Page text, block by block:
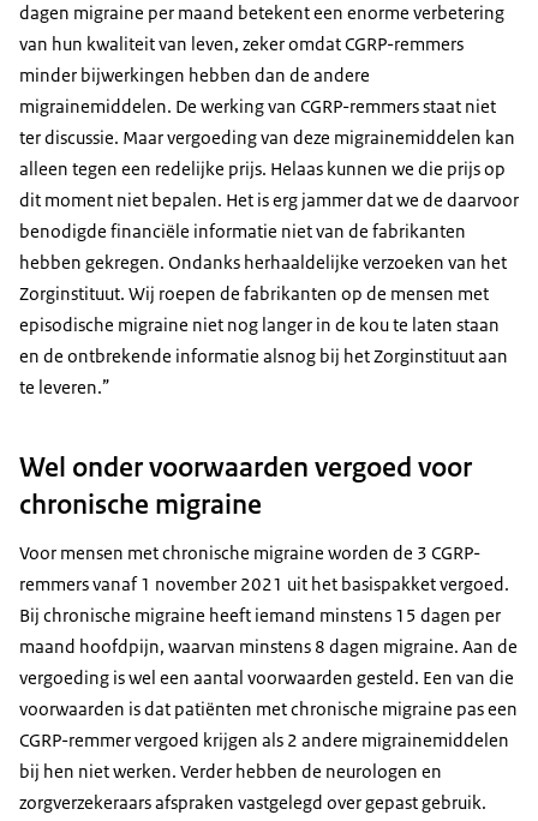
dagen migraine per maand betekent een enorme verbetering
van hun kwaliteit van leven, zeker omdat CGRP-remmers
minder bijwerkingen hebben dan de andere
migrainemiddelen. De werking van CGRP-remmers staat niet
ter discussie. Maar vergoeding van deze migrainemiddelen kan
alleen tegen een redelijke prijs. Helaas kunnen we die prijs op
dit moment niet bepalen. Het is erg jammer dat we de daarvoor
benodigde financiële informatie niet van de fabrikanten
hebben gekregen. Ondanks herhaaldelijke verzoeken van het
Zorginstituut. Wij roepen de fabrikanten op de mensen met
episodische migraine niet nog langer in de kou te laten staan
en de ontbrekende informatie alsnog bij het Zorginstituut aan
te leveren.”
Wel onder voorwaarden vergoed voor
chronische migraine
Voor mensen met chronische migraine worden de 3 CGRP-
remmers vanaf 1 november 2021 uit het basispakket vergoed.
Bij chronische migraine heeft iemand minstens 15 dagen per
maand hoofdpijn, waarvan minstens 8 dagen migraine. Aan de
vergoeding is wel een aantal voorwaarden gesteld. Een van die
voorwaarden is dat patiënten met chronische migraine pas een
CGRP-remmer vergoed krijgen als 2 andere migrainemiddelen
bij hen niet werken. Verder hebben de neurologen en
zorgverzekeraars afspraken vastgelegd over gepast gebruik.